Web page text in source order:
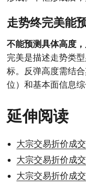
走势终完美能
不能预测具体高度
完美是描述走势类
标。反弹高度需结
位）和基本面信息综
延伸阅读
大宗交易折价成
大宗交易折价成
大宗交易折价成